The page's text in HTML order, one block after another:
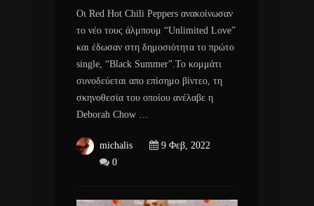
Οι Red Hot Chili Peppers ανακοίνωσαν
το νέο τους άλμπουμ “Unlimited Love”
και έδωσαν στη δημοσιότητα το πρώτο
single, “Black Summer”.Το κομμάτι
συνοδεύεται απο επίσημο βίντεο, τη
σκηνοθεσία του οποίου ανέλαβε η
Deborah Chow …
michalis
9 Φεβ, 2022
0